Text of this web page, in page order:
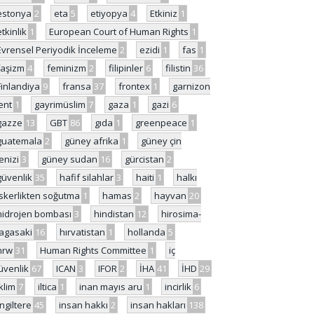
2 eta 5 etiyopya 4 Etkiniz 1
1 European Court of Human Rights 1
Periyodik İnceleme 2 ezidi 1 fas 1
4 feminizm 2 filipinler 6 filistin 36
9 fransa 37 frontex 1
garnizon
1 gayrimüslim 7 gaza 1 gazi 6
13 GBT 86 gıda 1 greenpeace 1
2 güney afrika 1
güney çin
3 güney sudan 16 gürcistan 2
35 hafif silahlar 3 haiti 1
halkı
soğutma 1 hamas 2 hayvan 20
bombası 3 hindistan 12
hirosima-
16 hırvatistan 1 hollanda 5
31 Human Rights Committee 1
iç
67 ICAN 3 IFOR 2 İHA 41 İHD 29
7 iltica 1 inan mayıs aru 1 incirlik 6
45 insan hakkı 2 insan hakları 138